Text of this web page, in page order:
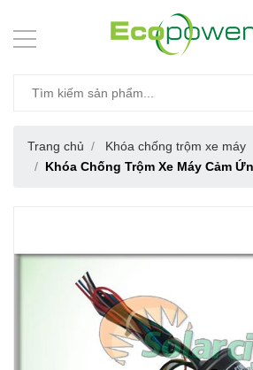
Trang chủ
Khóa chống trộm xe máy
Khóa Chống Trộm Xe Máy Cảm